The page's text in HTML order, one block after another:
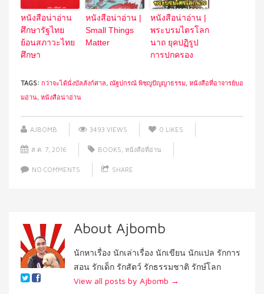
หนังสือน่าอ่าน
ศึกษารัฐไทย
ย้อนสภาวะไทย
ศึกษา
หนังสือน่าอ่าน |
Small Things
Matter
หนังสือน่าอ่าน |
พระบรมไตรโลก
นาถ ยุคปฏิรูป
การปกครอง
TAGS: กว่าจะได้นั่งบัลลังก์ศาล, ณัฐปกรณ์ พิชญปัญญาธรรม, หนังสือที่อาจารย์บอ
มอ่าน, หนังสือน่าอ่าน
AJBOMB 3493 VIEWS 0 LIKES
ส.ค. 7, 2016 BOOKS หนังสือที่อ่าน
NO COMMENTS SHARE
About Ajbomb
นักหาเรื่อง นักเล่าเรื่อง นักเขียน นักแปล รักการ
สอน รักเด็ก รักสัตว์ รักธรรมชาติ รักษ์โลก
View all posts by Ajbomb →